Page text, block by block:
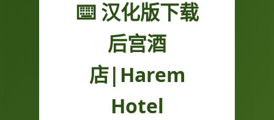
⌨️ 汉化版下载
后宫酒
店|Harem
Hotel